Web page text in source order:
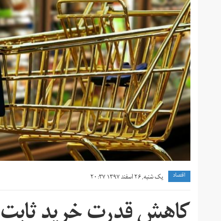
اقتصاد یک شنبه, ۲۶ اسفند ۱۳۹۷ ۲۰:۳۷